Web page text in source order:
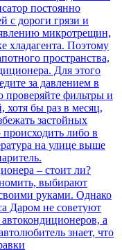
постоянно
с дороги грязи и
микротрещин,
хладагента. Поэтому
пространства,
Для этого
за давлением в
проверяйте фильтры и
хотя бы раз в месяц,
застойных
либо в
на улице выше
– стоит ли?
выбирают
руками. Однако
Даром не советуют
а
знает, что